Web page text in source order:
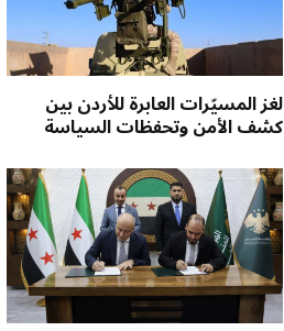
لغز المسيّرات العابرة للأردن بين
كشف الأمن وتحفظات السياسة